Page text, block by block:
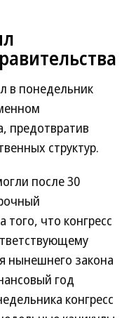
в понедельник
предотвратив
структур.
после 30
что конгресс
нынешнего закона
год
конгресс